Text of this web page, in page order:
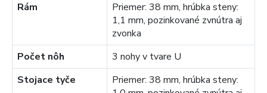
Rám
Priemer: 38 mm, hrúbka steny:
1,1 mm, pozinkované zvnútra aj
zvonka
Počet nôh
3 nohy v tvare U
Stojace tyče
Priemer: 38 mm, hrúbka steny: